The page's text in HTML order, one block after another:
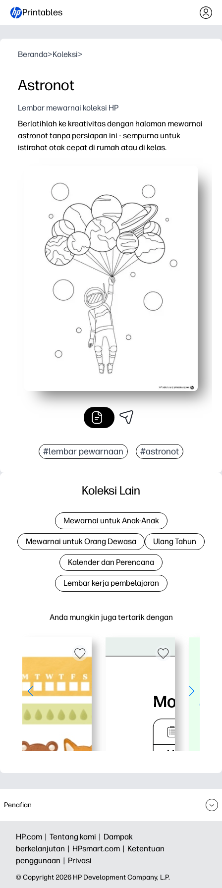
Printables
Beranda>Koleksi>
Astronot
Lembar mewarnai koleksi HP
Berlatihlah ke kreativitas dengan halaman mewarnai
astronot tanpa persiapan ini - sempurna untuk
istirahat otak cepat di rumah atau di kelas.
Garis tebal mendukung pewarnaan yang rapi -
Tema luar angkasa memicu rasa ingin tahu -
Fokus bebas layar - aktivitas menenangkan yang
#lembar pewarnaan #astronot
Anda mungkin juga tertarik dengan
Koleksi Lain
Mewarnai untuk Anak-Anak
Mewarnai untuk Orang Dewasa Ulang Tahun
Kalender dan Perencana
Lembar kerja pembelajaran
Penafian
HP.com | Tentang kami | Dampak
berkelanjutan | HPsmart.com | Ketentuan
penggunaan | Privasi
© Copyright 2026 HP Development Company, L.P.